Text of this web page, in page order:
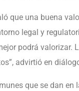
que una buena
legal y
podrá valorizar.
advirtió en
que se dan